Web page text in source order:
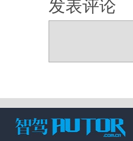
发表评论